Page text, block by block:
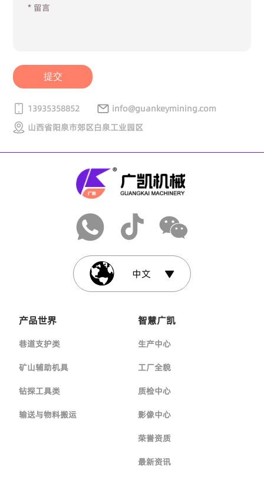
提交
13935358852
info@guankeymining.com
山西省阳泉市郊区白泉工业园区
中文
产品世界
巷道支护类
矿山辅助机具
钻探工具类
输送与物料搬运
智慧广凯
生产中心
工厂全貌
质检中心
影像中心
荣誉资质
最新资讯